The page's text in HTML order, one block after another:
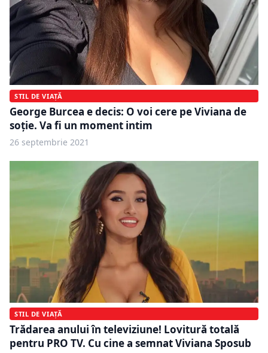
STIL DE VIAȚĂ
George Burcea e decis: O voi cere pe Viviana de
soție. Va fi un moment intim
26 septembrie 2021
STIL DE VIAȚĂ
Trădarea anului în televiziune! Lovitură totală
pentru PRO TV. Cu cine a semnat Viviana Sposub